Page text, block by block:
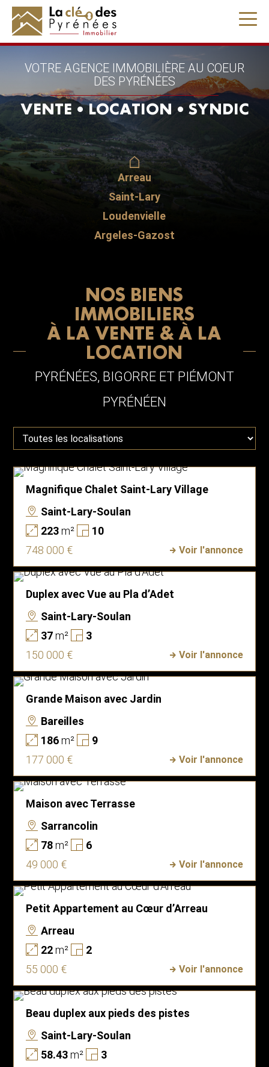
VOTRE AGENCE IMMOBILIÈRE AU COEUR
DES PYRÉNÉES
VENTE • LOCATION • SYNDIC
Arreau
Saint-Lary
Loudenvielle
Argeles-Gazost
NOS BIENS
IMMOBILIERS
À LA VENTE & À LA
LOCATION
PYRÉNÉES, BIGORRE ET PIÉMONT
PYRÉNÉEN
Magnifique Chalet Saint-Lary Village
Saint-Lary-Soulan
223m²
10
748 000 €
Voir l'annonce
Duplex avec Vue au Pla d’Adet
Saint-Lary-Soulan
37m²
3
150 000 €
Voir l'annonce
Grande Maison avec Jardin
Bareilles
186m²
9
177 000 €
Voir l'annonce
Maison avec Terrasse
Sarrancolin
78m²
6
49 000 €
Voir l'annonce
Petit Appartement au Cœur d’Arreau
Arreau
22m²
2
55 000 €
Voir l'annonce
Beau duplex aux pieds des pistes
Saint-Lary-Soulan
58.43m²
3